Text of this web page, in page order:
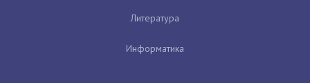
Литература
Информатика